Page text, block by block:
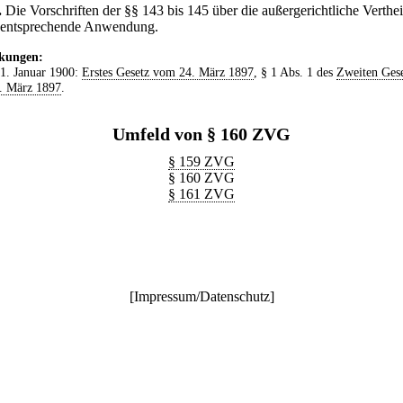
Die Vorschriften der §§ 143 bis 145 über die außergerichtliche
Anwendung.
Januar 1900: Erstes Gesetz vom 24. März 1897, § 1 Abs. 1 des Zweiten
März 1897
Umfeld von § 160 ZVG
§ 159 ZVG
§ 160 ZVG
§ 161 ZVG
[Impressum/Datenschutz]